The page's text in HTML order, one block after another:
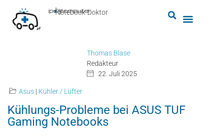
Notebook-Doktor
by
■
ipc-computer
Thomas Blase
Redakteur
22. Juli 2025
Asus| Kühler / Lüfter
Kühlungs-Probleme bei ASUS TUF
Gaming Notebooks